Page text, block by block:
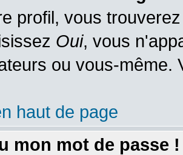
profil, vous
Oui, vous
ou vous-même.
haut de page
mon mot de passe !